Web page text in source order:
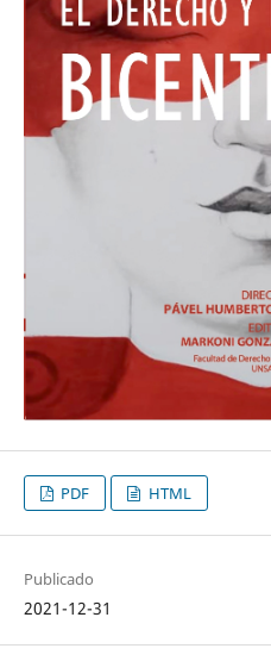
PDF HTML
Publicado
2021-12-31